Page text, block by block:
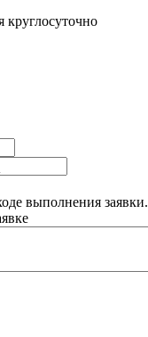
круглосуточно
выполнения заявки.